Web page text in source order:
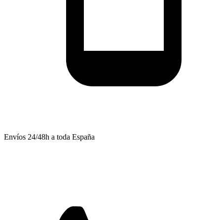
Envíos 24/48h a toda España